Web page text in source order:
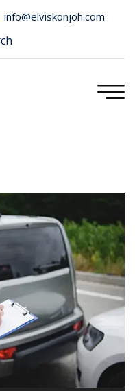
info@elviskonjoh.com